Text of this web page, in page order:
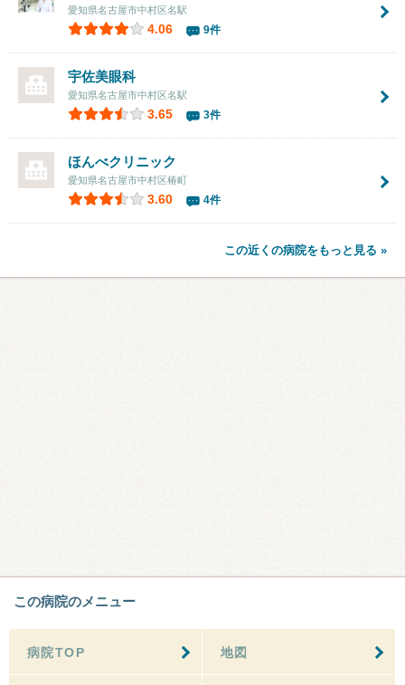
愛知県名古屋市中村区名駅
4.06 9件
宇佐美眼科
愛知県名古屋市中村区名駅
3.65 3件
ほんべクリニック
愛知県名古屋市中村区椿町
3.60 4件
この近くの病院をもっと見る »
この病院のメニュー
病院TOP 地図